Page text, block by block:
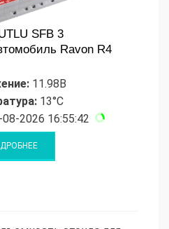
SFB 3
Ravon R4
11.98В
13°C
2026 16:55:42